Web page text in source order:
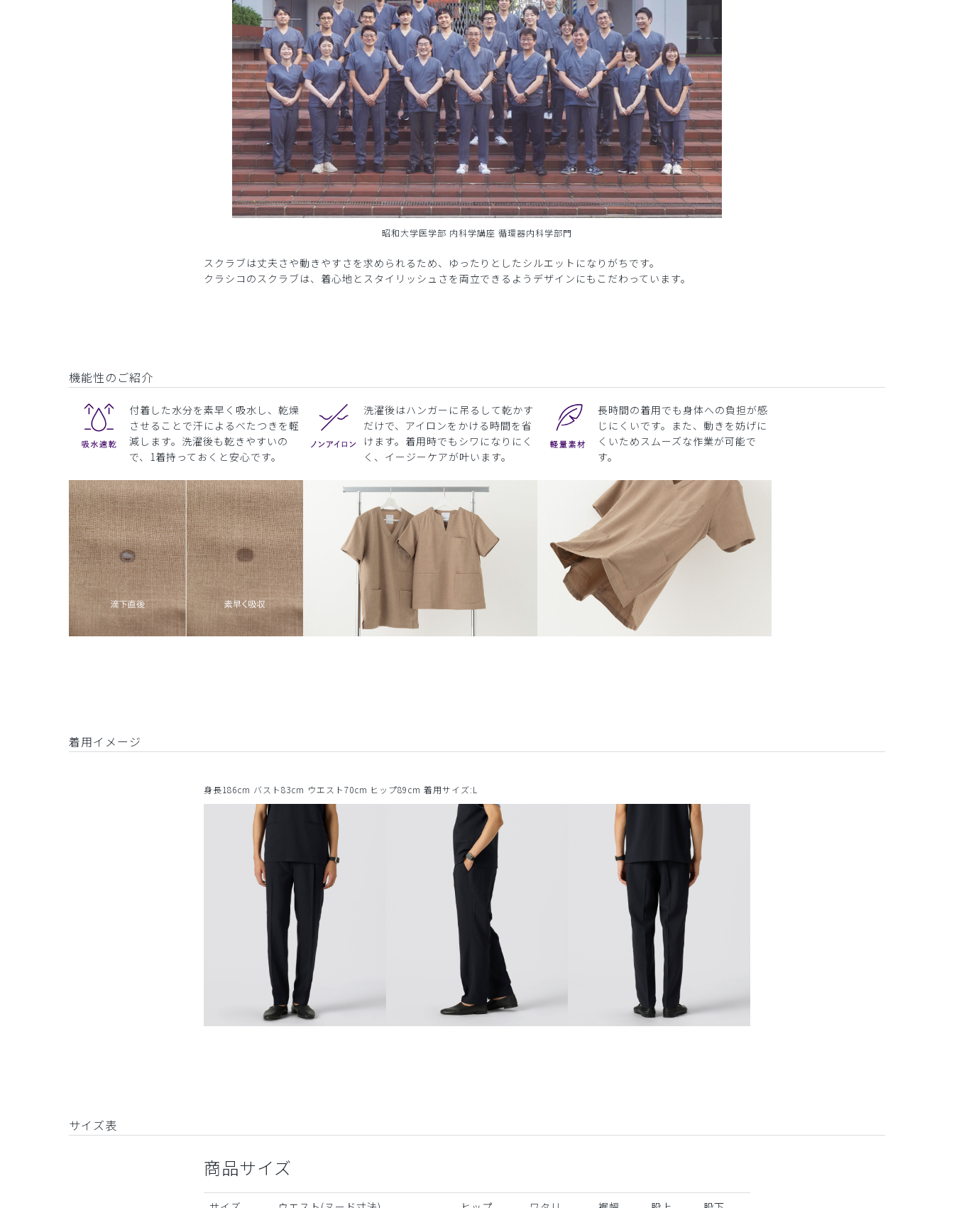
昭和大学医学部 内科学講座 循環器内科学部門
スクラブは丈夫さや動きやすさを求められるため、ゆったりとしたシルエットになりがちです。
クラシコのスクラブは、着心地とスタイリッシュさを両立できるようデザインにもこだわっています。
機能性のご紹介
付着した水分を素早く吸水し、乾燥
させることで汗によるべたつきを軽
減します。洗濯後も乾きやすいの
で、1着持っておくと安心です。
洗濯後はハンガーに吊るして乾かす
だけで、アイロンをかける時間を省
けます。着用時でもシワになりにく
く、イージーケアが叶います。
長時間の着用でも身体への負担が感
じにくいです。また、動きを妨げに
くいためスムーズな作業が可能で
す。
着用イメージ
身長186cm バスト83cm ウエスト70cm ヒップ89cm 着用サイズ:L
サイズ表
商品サイズ